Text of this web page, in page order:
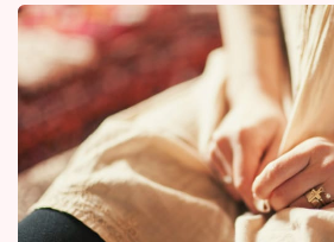
Celebrity
Vztahy
Seriály
Horoskopy